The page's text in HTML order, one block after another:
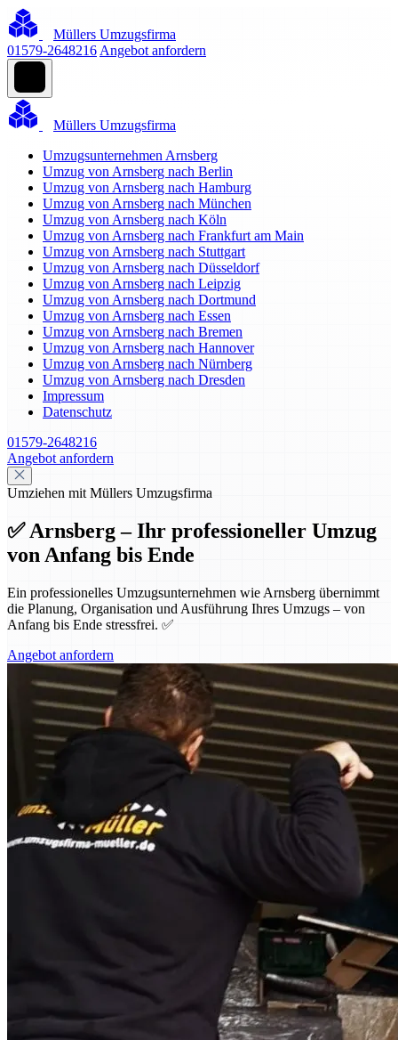
Müllers Umzugsfirma
01579-2648216 Angebot anfordern
Müllers Umzugsfirma
Umzugsunternehmen Arnsberg
Umzug von Arnsberg nach Berlin
Umzug von Arnsberg nach Hamburg
Umzug von Arnsberg nach München
Umzug von Arnsberg nach Köln
Umzug von Arnsberg nach Frankfurt am Main
Umzug von Arnsberg nach Stuttgart
Umzug von Arnsberg nach Düsseldorf
Umzug von Arnsberg nach Leipzig
Umzug von Arnsberg nach Dortmund
Umzug von Arnsberg nach Essen
Umzug von Arnsberg nach Bremen
Umzug von Arnsberg nach Hannover
Umzug von Arnsberg nach Nürnberg
Umzug von Arnsberg nach Dresden
Impressum
Datenschutz
01579-2648216
Angebot anfordern
Umziehen mit Müllers Umzugsfirma
✅ Arnsberg – Ihr professioneller Umzug
von Anfang bis Ende
Ein professionelles Umzugsunternehmen wie Arnsberg übernimmt
die Planung, Organisation und Ausführung Ihres Umzugs – von
Anfang bis Ende stressfrei. ✅
Angebot anfordern